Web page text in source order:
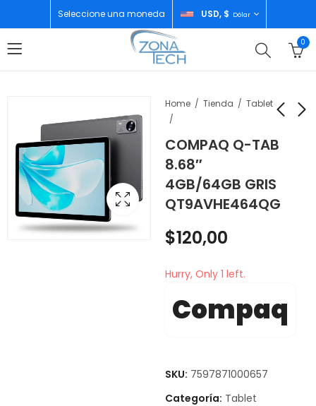
Seleccione una moneda USD, $ Dólar
0
Home Tienda Tablet
COMPAQ Q-TAB
8.68″
4GB/64GB GRIS
QT9AVHE464QG
KENWOOD
GOOGLE TV LTK-
K40B34A
$218,00
SONY PLAYSTATION
$750,00
$120,00
Hurry, Only 1 left.
Compaq
SKU: 7597871000657
Categoría: Tablet